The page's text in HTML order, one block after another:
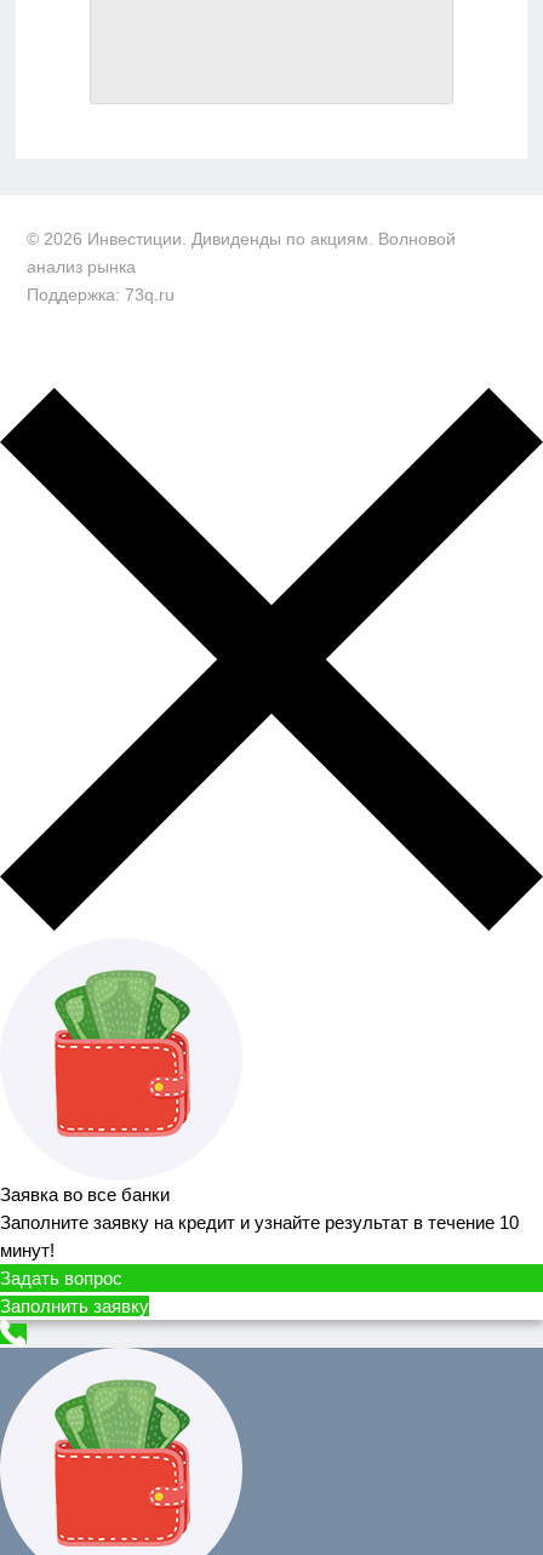
© 2026 Инвестиции. Дивиденды по акциям. Волновой
анализ рынка
Поддержка: 73q.ru
Заявка во все банки
Заполните заявку на кредит и узнайте результат в течение 10
минут!
Задать вопрос
Заполнить заявку